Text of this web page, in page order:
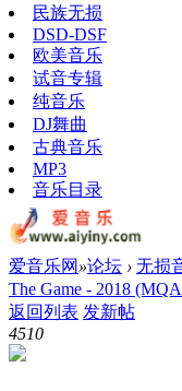
民族无损
DSD-DSF
欧美音乐
试音专辑
纯音乐
DJ舞曲
古典音乐
MP3
音乐目录
爱音乐网 »论坛 › 无损
The Game - 2018
返回列表 发新帖
4510